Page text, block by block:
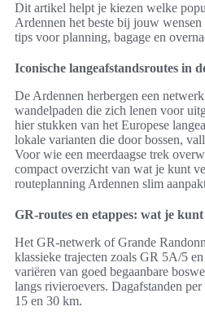
Dit artikel helpt je kiezen welke
Ardennen het beste bij jouw wensen
tips voor planning, bagage en
Iconische langeafstandsroutes in
De Ardennen herbergen een
wandelpaden die zich lenen voor
hier stukken van het Europese
lokale varianten die door bossen,
Voor wie een meerdaagse trek
compact overzicht van wat je kunt
routeplanning Ardennen slim
GR-routes en etappes: wat je
Het GR-netwerk of Grande
klassieke trajecten zoals GR 5A/5
variëren van goed begaanbare
langs rivieroevers. Dagafstanden per
15 en 30 km.